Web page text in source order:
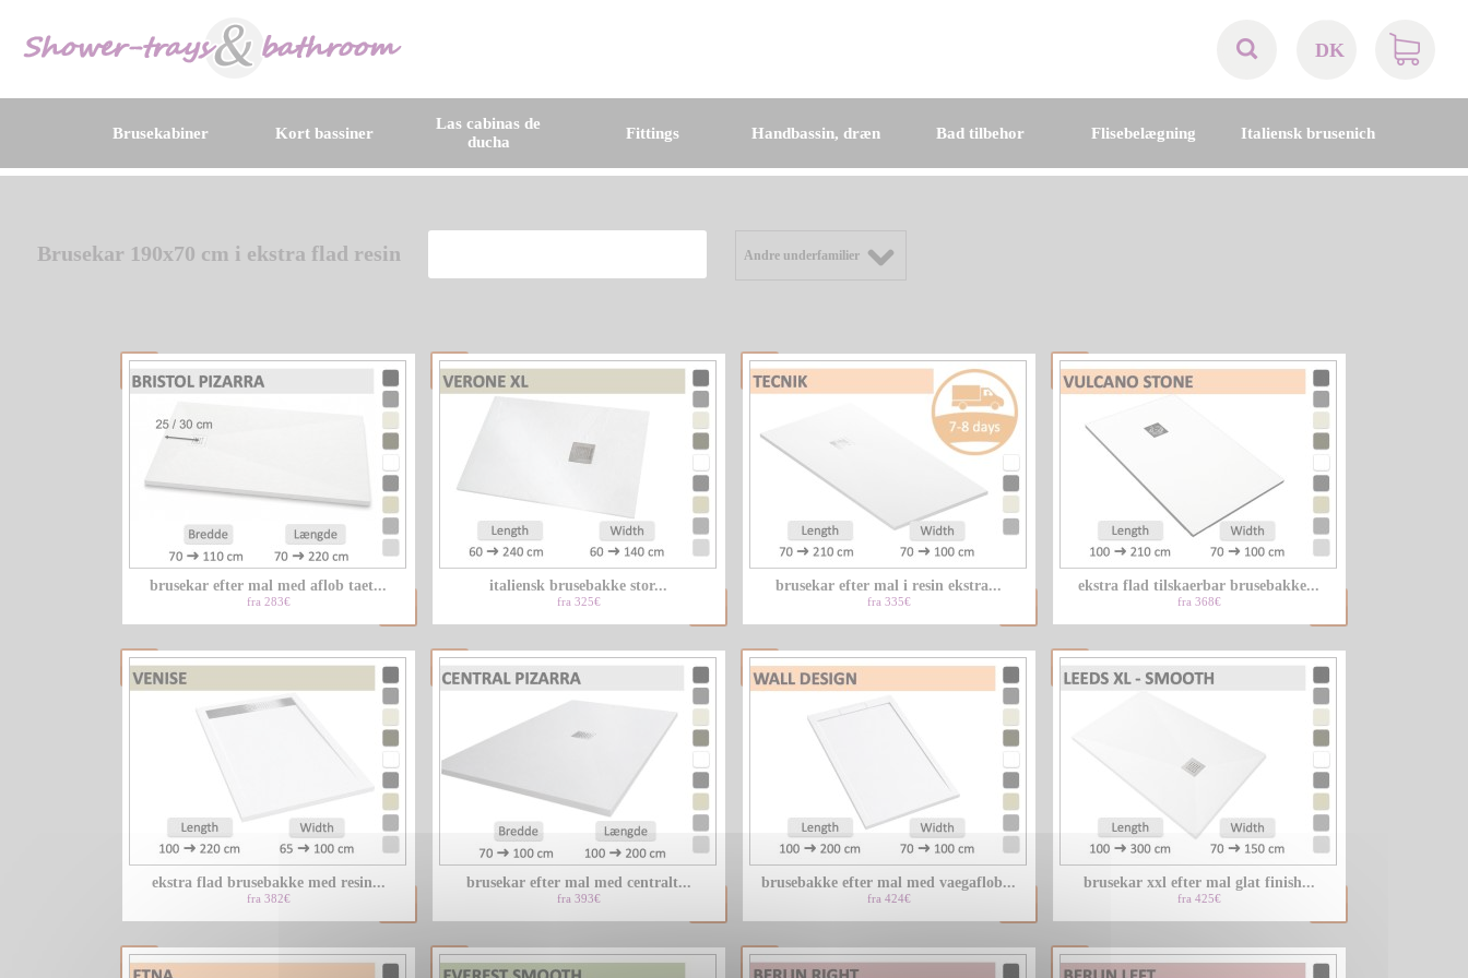
DK
BE
DK
EN
FR
LU
NL
PL
Brusekabiner Kort bassiner
Las cabinas de
ducha
Fittings Handbassin, dræn Bad tilbehor Flisebelægning Italiensk brusenich
Brusekar 190x70 cm i ekstra flad resin Andre underfamilier
brusekar efter mal med aflob taet...
fra 283€
italiensk brusebakke stor...
fra 325€
brusekar efter mal i resin ekstra...
fra 335€
ekstra flad tilskaerbar brusebakke...
fra 368€
ekstra flad brusebakke med resin...
fra 382€
brusekar efter mal med centralt...
fra 393€
brusebakke efter mal med vaegaflob...
fra 424€
brusekar xxl efter mal glat finish...
fra 425€